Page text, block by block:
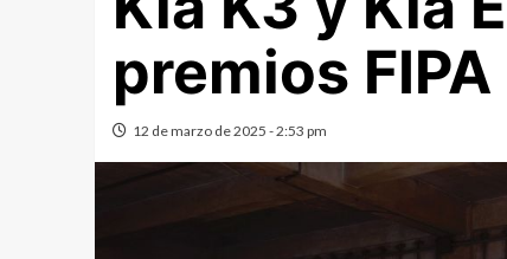
premios
12 de marzo de 2025 - 2:53 pm